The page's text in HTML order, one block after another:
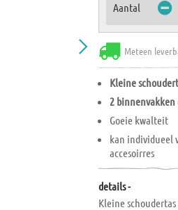
Aantal
Meteen
Kleine
2 binnenvakken
Goeie kwalteit
kan individueel
accesoirres
details -
Kleine